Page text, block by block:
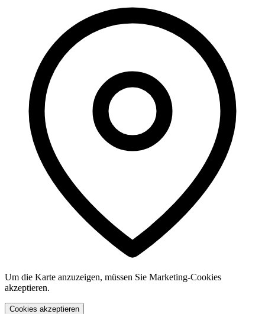
Um die Karte anzuzeigen, müssen Sie Marketing-Cookies
akzeptieren.
Cookies akzeptieren